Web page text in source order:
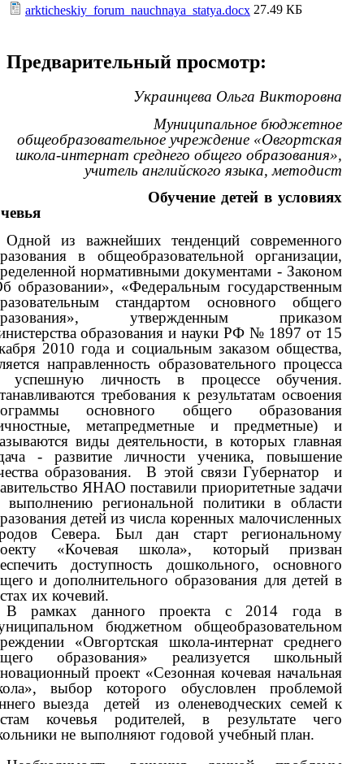
arkticheskiy_forum_nauchnaya_statya.docx 27.49 КБ
Предварительный просмотр:
Украинцева Ольга Викторовна
Муниципальное бюджетное
общеобразовательное учреждение «Овгортская
школа-интернат среднего общего образования»,
учитель английского языка, методист
Обучение детей в условиях
Одной из важнейших тенденций современного
в общеобразовательной организации,
нормативными документами - Законом
образовании», «Федеральным государственным
стандартом основного общего
утвержденным приказом
образования и науки РФ № 1897 от 15
2010 года и социальным заказом общества,
направленность образовательного процесса
успешную личность в процессе обучения.
требования к результатам освоения
основного общего образования
метапредметные и предметные) и
виды деятельности, в которых главная
- развитие личности ученика, повышение
образования. В этой связи Губернатор и
ЯНАО поставили приоритетные задачи
выполнению региональной политики в области
детей из числа коренных малочисленных
Севера. Был дан старт региональному
«Кочевая школа», который призван
доступность дошкольного, основного
и дополнительного образования для детей в
их кочевий.
В рамках данного проекта с 2014 года в
бюджетном общеобразовательном
«Овгортская школа-интернат среднего
образования» реализуется школьный
проект «Сезонная кочевая начальная
выбор которого обусловлен проблемой
выезда детей из оленеводческих семей к
кочевья родителей, в результате чего
не выполняют годовой учебный план.